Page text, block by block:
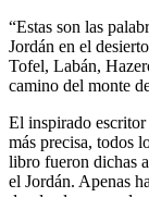
“Estas son las
Jordán en el
Tofel, Labán,
camino del monte
El inspirado escritor
más precisa, todos
libro fueron dichas
el Jordán. Apenas